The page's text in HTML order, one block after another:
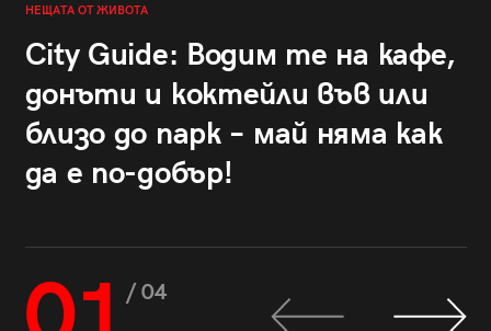
НЕЩАТА ОТ ЖИВОТА
City Guide: Водим те на кафе,
донъти и коктейли във или
близо до парк – май няма как
да е по-добър!
/ 04